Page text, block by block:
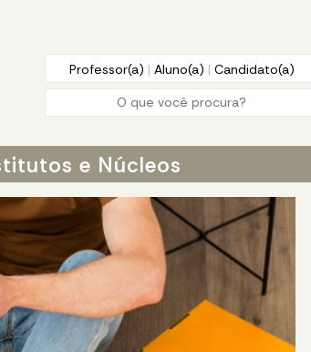
Professor(a) | Aluno(a) | Candidato(a)
e Núcleos